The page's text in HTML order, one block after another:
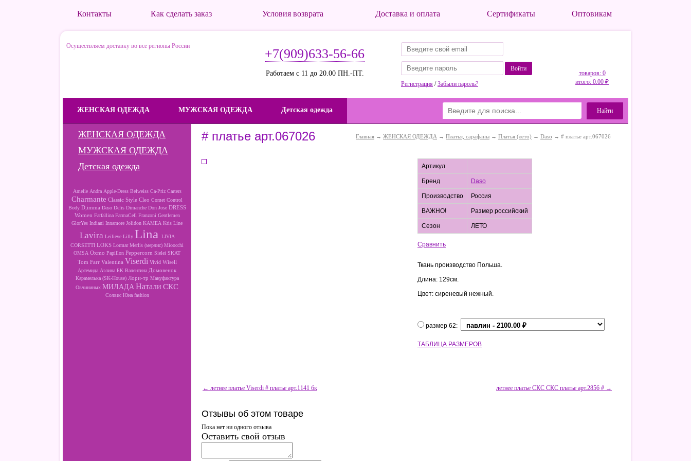
Контакты Как сделать заказ Условия возврата Доставка и оплата Сертификаты Оптовикам
Осуществляем доставку во все регионы России
+7(909)633-56-66
Работаем с 11 до 20.00 ПН.-ПТ.
Войти
Регистрация /Забыли пароль?
товаров: 0
итого: 0.00 ₽
ЖЕНСКАЯ ОДЕЖДА МУЖСКАЯ ОДЕЖДА Детская одежда Найти
ЖЕНСКАЯ ОДЕЖДА
МУЖСКАЯ ОДЕЖДА
Детская одежда
Amelie Andra Apple-Dress Belweiss Ca-Priz Carters
Charmante Classic Style Cleo Comet Control
Body D,imma Daso Delis Dimanche Don Jose DRESS
Women Farfallina FarmaCell Franzoni Gentlemen
GlorYes Indiani Innamore Jolidon KAMEA Kris Line
Lavira Leilieve Lilly Lina
LIVIA
CORSETTI LOKS Lormar Merlis (мерлис) Mioocchi
OMSA Oxmo Papillon Peppercorn Sielei SKAT
Tom Farr Valentina Viserdi Vivid Wisell
Артемида Аэлина БК Валентина Домовенок
Карамелька (SK-House) Лори-тр Мануфактура
Овчининых МИЛАДА Натали СКС
Солвис Юна fashion
# платье арт.067026 Главная → ЖЕНСКАЯ ОДЕЖДА → Платья, сарафаны → Платья (лето) → Daso → # платье арт.067026
Артикул
Бренд Daso
Производство Россия
ВАЖНО! Размер российский
Сезон ЛЕТО
Сравнить
Ткань производство Польша.
Длина: 129см.
Цвет: сиреневый нежный.
размер 62:
ТАБЛИЦА РАЗМЕРОВ
← летнее платье Viserdi # платье арт.1141 бк летнее платье СКС СКС платье арт.2856 # →
Отзывы об этом товаре
Пока нет ни одного отзыва
Оставить свой отзыв